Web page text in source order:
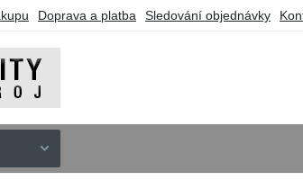
Doprava a platba Sledování objednávky